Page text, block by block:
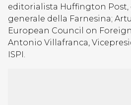
editorialista Huffington Post,
generale della Farnesina;
European Council on
Antonio Villafranca,
ISPI.